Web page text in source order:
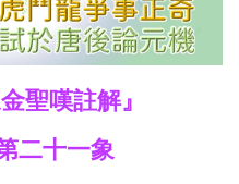
聖嘆註解』
二十一象